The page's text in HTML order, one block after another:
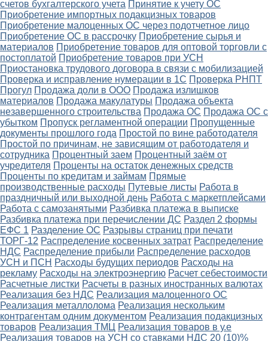
счетов бухгалтерского учета Принятие к учету ОС
Приобретение импортных подакцизных товаров
Приобретение малоценных ОС через подотчетное лицо
Приобретение ОС в рассрочку Приобретение сырья и
материалов Приобретение товаров для оптовой торговли с
постоплатой Приобретение товаров при УСН
Приостановка трудового договора в связи с мобилизацией
Проверка и исправление нумерации в 1С Проверка РНПТ
Прогул Продажа доли в ООО Продажа излишков
материалов Продажа макулатуры Продажа объекта
незавершенного строительства Продажа ОС Продажа ОС с
убытком Пропуск регламентной операции Пропущенные
документы прошлого года Простой по вине работодателя
Простой по причинам, не зависящим от работодателя и
сотрудника Процентный заем Процентный заём от
учредителя Проценты на остаток денежных средств
Проценты по кредитам и займам Прямые
производственные расходы Путевые листы Работа в
праздничный или выходной день Работа с маркетплейсами
Работа с самозанятыми Разбивка платежа в выписке
Разбивка платежа при перечислении ДС Раздел 2 формы
ЕФС 1 Разделение ОС Разрывы страниц при печати
ТОРГ-12 Распределение косвенных затрат Распределение
НДС Распределение прибыли Распределение расходов
УСН и ПСН Расходы будущих периодов Расходы на
рекламу Расходы на электроэнергию Расчет себестоимости
Расчетные листки Расчеты в разных иностранных валютах
Реализация без НДС Реализация малоценного ОС
Реализация металлолома Реализация нескольким
контрагентам одним документом Реализация подакцизных
товаров Реализация ТМЦ Реализация товаров в у.е
Реализация товаров на УСН со ставками НДС 20 (10)%